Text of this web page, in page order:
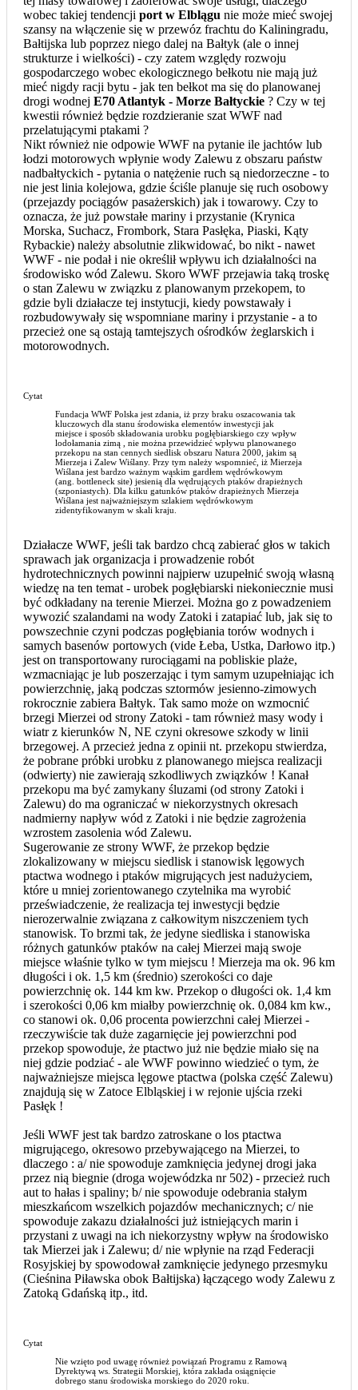
wobec takiej tendencji port w Elblągu nie może mieć swojej
szansy na włączenie się w przewóz frachtu do Kaliningradu,
Bałtijska lub poprzez niego dalej na Bałtyk (ale o innej
strukturze i wielkości) - czy zatem względy rozwoju
gospodarczego wobec ekologicznego bełkotu nie mają już
mieć nigdy racji bytu - jak ten bełkot ma się do planowanej
drogi wodnej E70 Atlantyk - Morze Bałtyckie ? Czy w tej
kwestii również będzie rozdzieranie szat WWF nad
przelatującymi ptakami ?
Nikt również nie odpowie WWF na pytanie ile jachtów lub
łodzi motorowych wpłynie wody Zalewu z obszaru państw
nadbałtyckich - pytania o natężenie ruch są niedorzeczne - to
nie jest linia kolejowa, gdzie ściśle planuje się ruch osobowy
(przejazdy pociągów pasażerskich) jak i towarowy. Czy to
oznacza, że już powstałe mariny i przystanie (Krynica
Morska, Suchacz, Frombork, Stara Pasłęka, Piaski, Kąty
Rybackie) należy absolutnie zlikwidować, bo nikt - nawet
WWF - nie podał i nie określił wpływu ich działalności na
środowisko wód Zalewu. Skoro WWF przejawia taką troskę
o stan Zalewu w związku z planowanym przekopem, to
gdzie byli działacze tej instytucji, kiedy powstawały i
rozbudowywały się wspomniane mariny i przystanie - a to
przecież one są ostają tamtejszych ośrodków żeglarskich i
motorowodnych.
Cytat
Fundacja WWF Polska jest zdania, iż przy braku oszacowania tak
kluczowych dla stanu środowiska elementów inwestycji jak
miejsce i sposób składowania urobku pogłębiarskiego czy wpływ
lodołamania zimą , nie można przewidzieć wpływu planowanego
przekopu na stan cennych siedlisk obszaru Natura 2000, jakim są
Mierzeja i Zalew Wiślany. Przy tym należy wspomnieć, iż Mierzeja
Wiślana jest bardzo ważnym wąskim gardłem wędrówkowym
(ang. bottleneck site) jesienią dla wędrujących ptaków drapieżnych
(szponiastych). Dla kilku gatunków ptaków drapieżnych Mierzeja
Wiślana jest najważniejszym szlakiem wędrówkowym
zidentyfikowanym w skali kraju.
Działacze WWF, jeśli tak bardzo chcą zabierać głos w takich
sprawach jak organizacja i prowadzenie robót
hydrotechnicznych powinni najpierw uzupełnić swoją własną
wiedzę na ten temat - urobek pogłębiarski niekoniecznie musi
być odkładany na terenie Mierzei. Można go z powadzeniem
wywozić szalandami na wody Zatoki i zatapiać lub, jak się to
powszechnie czyni podczas pogłębiania torów wodnych i
samych basenów portowych (vide Łeba, Ustka, Darłowo itp.)
jest on transportowany rurociągami na pobliskie plaże,
wzmacniając je lub poszerzając i tym samym uzupełniając ich
powierzchnię, jaką podczas sztormów jesienno-zimowych
rokrocznie zabiera Bałtyk. Tak samo może on wzmocnić
brzegi Mierzei od strony Zatoki - tam również masy wody i
wiatr z kierunków N, NE czyni okresowe szkody w linii
brzegowej. A przecież jedna z opinii nt. przekopu stwierdza,
że pobrane próbki urobku z planowanego miejsca realizacji
(odwierty) nie zawierają szkodliwych związków ! Kanał
przekopu ma być zamykany śluzami (od strony Zatoki i
Zalewu) do ma ograniczać w niekorzystnych okresach
nadmierny napływ wód z Zatoki i nie będzie zagrożenia
wzrostem zasolenia wód Zalewu.
Sugerowanie ze strony WWF, że przekop będzie
zlokalizowany w miejscu siedlisk i stanowisk lęgowych
ptactwa wodnego i ptaków migrujących jest nadużyciem,
które u mniej zorientowanego czytelnika ma wyrobić
przeświadczenie, że realizacja tej inwestycji będzie
nierozerwalnie związana z całkowitym niszczeniem tych
stanowisk. To brzmi tak, że jedyne siedliska i stanowiska
różnych gatunków ptaków na całej Mierzei mają swoje
miejsce właśnie tylko w tym miejscu ! Mierzeja ma ok. 96 km
długości i ok. 1,5 km (średnio) szerokości co daje
powierzchnię ok. 144 km kw. Przekop o długości ok. 1,4 km
i szerokości 0,06 km miałby powierzchnię ok. 0,084 km kw.,
co stanowi ok. 0,06 procenta powierzchni całej Mierzei -
rzeczywiście tak duże zagarnięcie jej powierzchni pod
przekop spowoduje, że ptactwo już nie będzie miało się na
niej gdzie podziać - ale WWF powinno wiedzieć o tym, że
najważniejsze miejsca lęgowe ptactwa (polska część Zalewu)
znajdują się w Zatoce Elbląskiej i w rejonie ujścia rzeki
Pasłęk !
Jeśli WWF jest tak bardzo zatroskane o los ptactwa
migrującego, okresowo przebywającego na Mierzei, to
dlaczego : a/ nie spowoduje zamknięcia jedynej drogi jaka
przez nią biegnie (droga wojewódzka nr 502) - przecież ruch
aut to hałas i spaliny; b/ nie spowoduje odebrania stałym
mieszkańcom wszelkich pojazdów mechanicznych; c/ nie
spowoduje zakazu działalności już istniejących marin i
przystani z uwagi na ich niekorzystny wpływ na środowisko
tak Mierzei jak i Zalewu; d/ nie wpłynie na rząd Federacji
Rosyjskiej by spowodował zamknięcie jedynego przesmyku
(Cieśnina Piławska obok Bałtijska) łączącego wody Zalewu z
Zatoką Gdańską itp., itd.
Cytat
Nie wzięto pod uwagę również powiązań Programu z Ramową
Dyrektywą ws. Strategii Morskiej, która zakłada osiągnięcie
dobrego stanu środowiska morskiego do 2020 roku.